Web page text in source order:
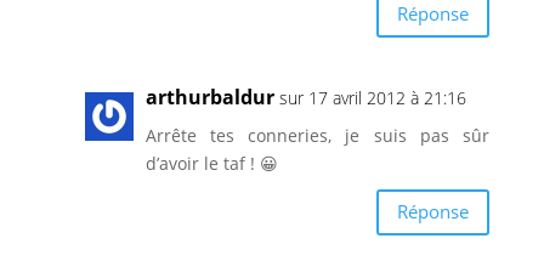
Réponse
arthurbaldur sur 17 avril 2012 à 21:16
Arrête tes conneries, je suis pas sûr
d’avoir le taf ! 😀
Réponse